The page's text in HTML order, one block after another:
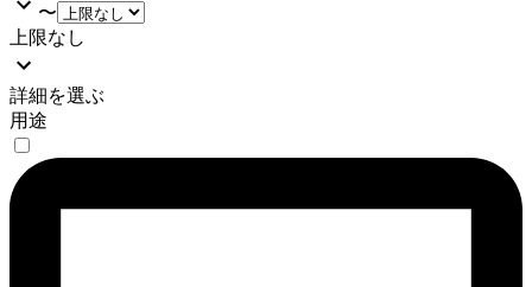
〜
上限なし
詳細を選ぶ
用途